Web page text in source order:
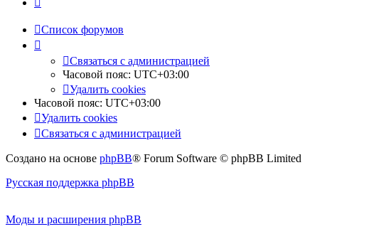
Список форумов
Связаться с администрацией
Часовой пояс: UTC+03:00
Удалить cookies
Часовой пояс: UTC+03:00
Удалить cookies
Связаться с администрацией
Создано на основе phpBB® Forum Software © phpBB Limited
Русская поддержка phpBB
Моды и расширения phpBB